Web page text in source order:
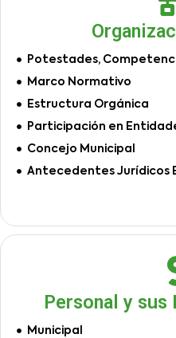
Potestades,
Marco Normativo
Estructura Orgánica
Participación en
Concejo Municipal
Antecedentes Jurídicos
Personal y sus
Municipal